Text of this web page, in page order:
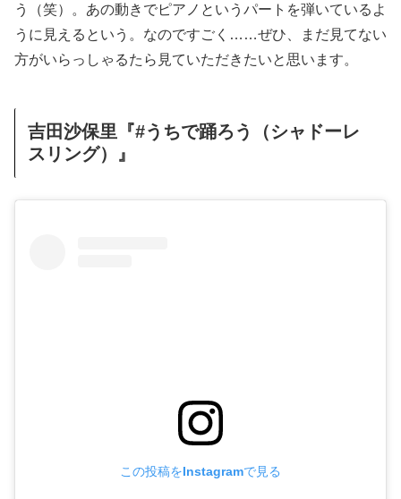
う（笑）。あの動きでピアノというパートを弾いているよ
うに見えるという。なのですごく……ぜひ、まだ見てない
方がいらっしゃるたら見ていただきたいと思います。
吉田沙保里『#うちで踊ろう（シャドーレ
スリング）』
この投稿をInstagramで見る